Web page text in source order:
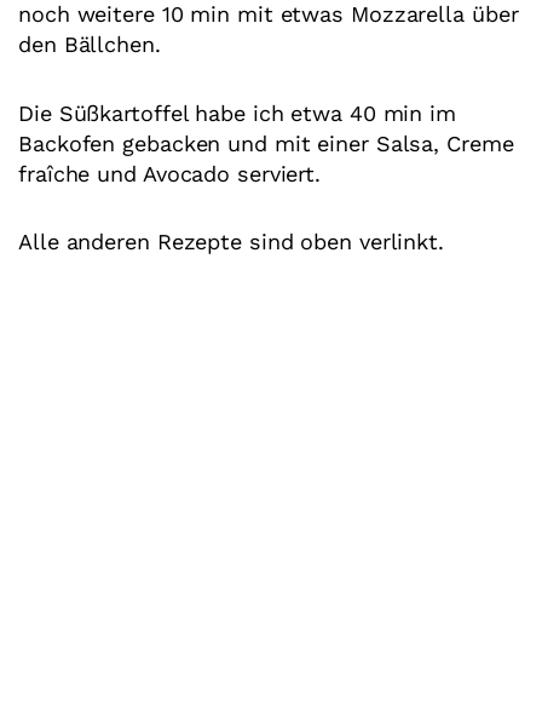
noch weitere 10 min mit etwas Mozzarella über
den Bällchen.
Die Süßkartoffel habe ich etwa 40 min im
Backofen gebacken und mit einer Salsa, Creme
fraîche und Avocado serviert.
Alle anderen Rezepte sind oben verlinkt.